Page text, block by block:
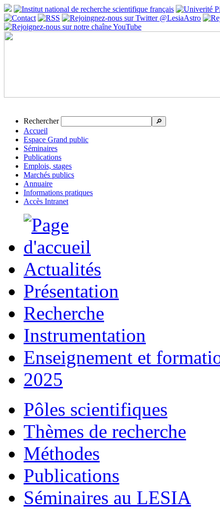
Rechercher 🔎
Accueil
Espace Grand public
Séminaires
Publications
Emplois, stages
Marchés publics
Annuaire
Informations pratiques
Accès Intranet
Actualités
Présentation
Recherche
Instrumentation
Enseignement et
2025
Pôles scientifiques
Thèmes de recherche
Méthodes
Publications
Séminaires au LESIA